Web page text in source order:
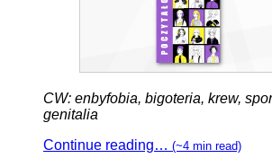
CW: enbyfobia, bigoteria, krew,
genitalia
Continue reading… (~4 min read)